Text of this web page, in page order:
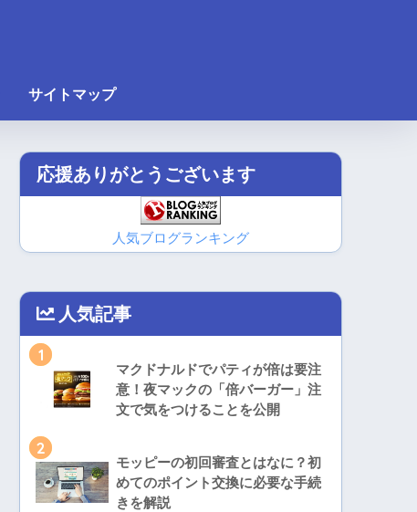
サイトマップ
応援ありがとうございます
人気ブログランキング
人気記事
1
マクドナルドでパティが倍は要注
意！夜マックの「倍バーガー」注
文で気をつけることを公開
2
モッピーの初回審査とはなに？初
めてのポイント交換に必要な手続
きを解説